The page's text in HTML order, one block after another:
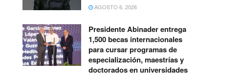
AGOSTO 6, 2026
Presidente Abinader entrega
1,500 becas internacionales
para cursar programas de
especialización, maestrías y
doctorados en universidades